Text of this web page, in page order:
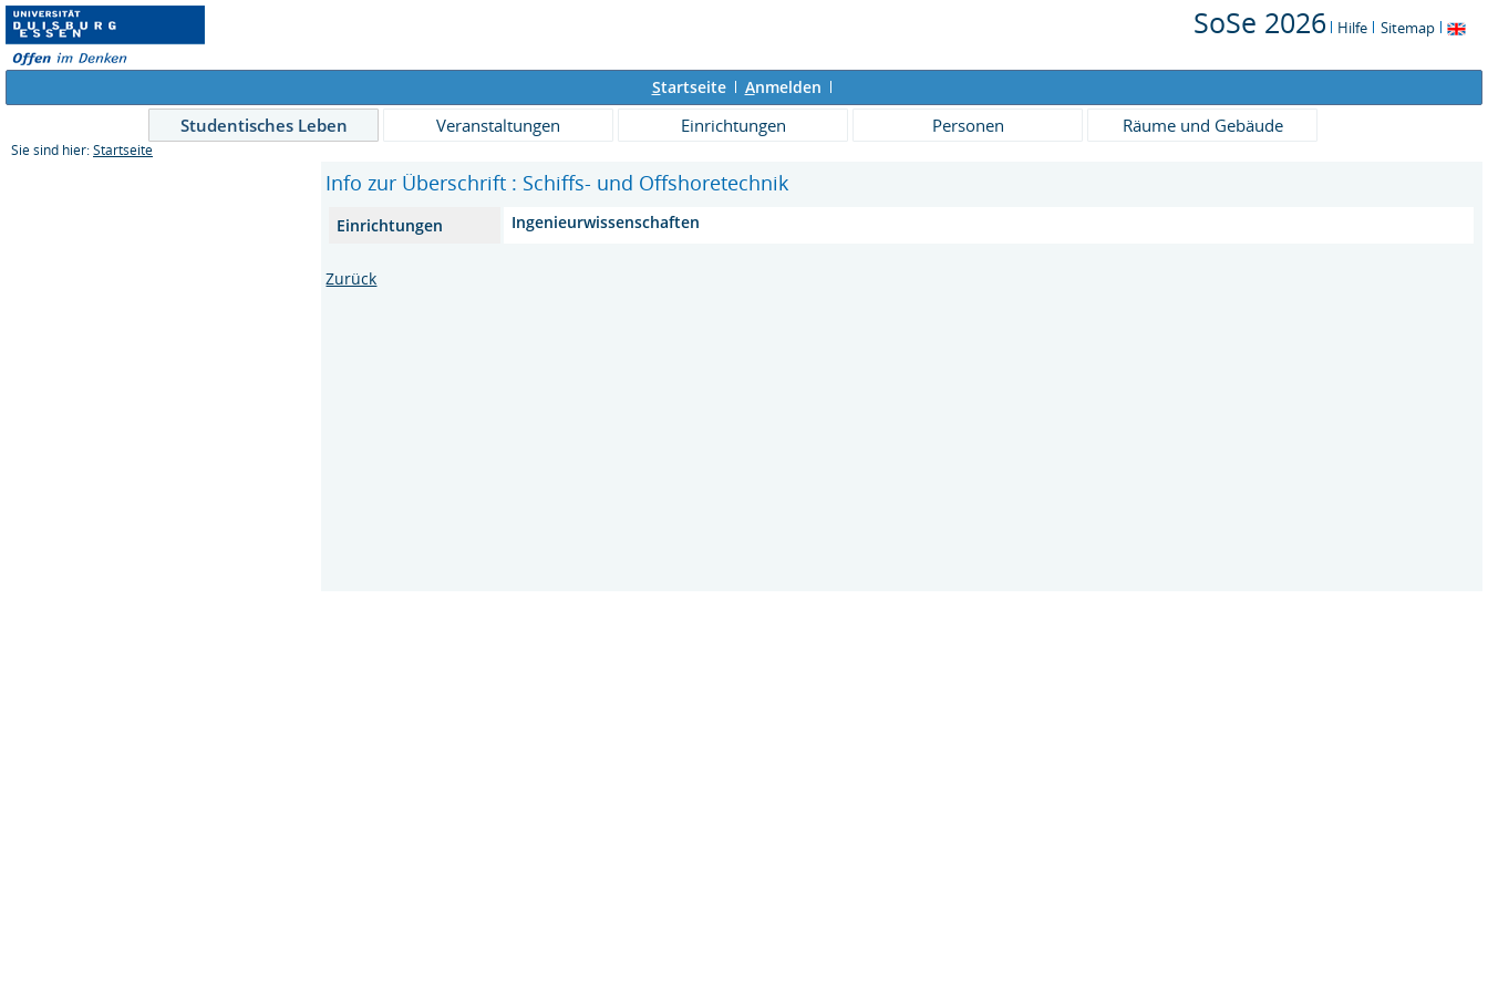
SoSe 2026 Hilfe Sitemap
Startseite Anmelden
Studentisches Leben Veranstaltungen Einrichtungen Personen Räume und Gebäude
Sie sind hier: Startseite
Info zur Überschrift : Schiffs- und Offshoretechnik
Einrichtungen Ingenieurwissenschaften
Zurück